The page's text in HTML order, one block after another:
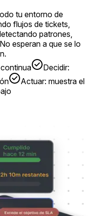
tu entorno de
flujos de tickets,
patrones,
esperan a que se lo
Decidir:
Actuar: muestra el